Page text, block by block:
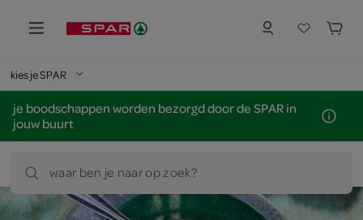
kies je SPAR
je boodschappen worden bezorgd door de SPAR in
jouw buurt
waar ben je naar op zoek?